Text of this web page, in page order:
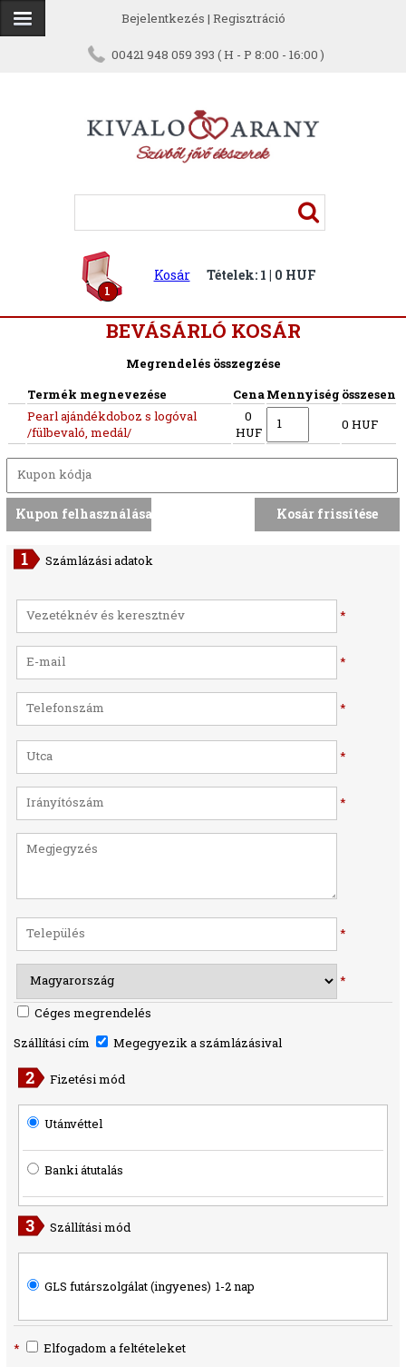
Bejelentkezés | Regisztráció
00421 948 059 393 ( H - P 8:00 - 16:00 )
1
Kosár Tételek: 1 | 0 HUF
BEVÁSÁRLÓ KOSÁR
Megrendelés összegzése
Termék megnevezése
CenaMennyiség összesen
Pearl ajándékdoboz s logóval
/fülbevaló, medál/
0
HUF
0 HUF
Számlázási adatok
*
*
*
*
*
*
*
Céges megrendelés
Szállítási cím
Megegyezik a számlázásival
Fizetési mód
Utánvéttel
Banki átutalás
Szállítási mód
GLS futárszolgálat (ingyenes) 1-2 nap
* Elfogadom a feltételeket